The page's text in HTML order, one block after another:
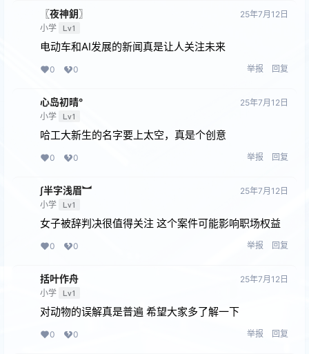
〖夜神鈅〗
小学 Lv1
25年7月12日
电动车和AI发展的新闻真是让人关注未来
0 0 举报 回复
心岛初晴°
小学 Lv1
25年7月12日
哈工大新生的名字要上太空，真是个创意
0 0 举报 回复
∫半字浅眉︼
小学 Lv1
25年7月12日
女子被辞判决很值得关注 这个案件可能影响职场权益
0 0 举报 回复
括叶作舟
小学 Lv1
25年7月12日
对动物的误解真是普遍 希望大家多了解一下
0 0 举报 回复